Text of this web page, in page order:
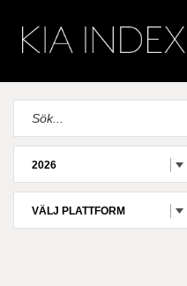
2026
VÄLJ PLATTFORM